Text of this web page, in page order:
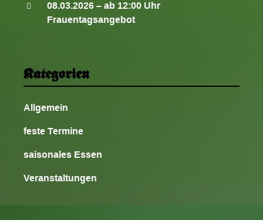
08.03.2026 – ab 12:00 Uhr
Frauentagsangebot
Kategorien
Allgemein
feste Termine
saisonales Essen
Veranstaltungen